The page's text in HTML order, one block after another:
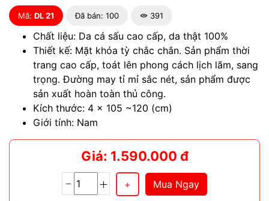
Mã: DL 21 Đã bán: 100 391
Chất liệu: Da cá sấu cao cấp, da thật 100%
Thiết kế: Mặt khóa tỳ chắc chắn. Sản phẩm thời
trang cao cấp, toát lên phong cách lịch lãm, sang
trọng. Đường may tỉ mỉ sắc nét, sản phẩm được
sản xuất hoàn toàn thủ công.
Kích thước: 4 x 105 ~120 (cm)
Giới tính: Nam
Giá: 1.590.000 đ
Mua Ngay